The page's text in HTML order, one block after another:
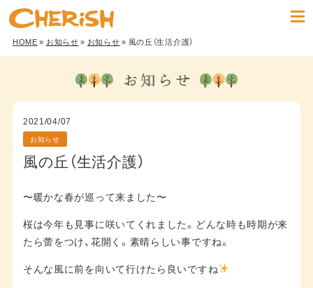
HOME» お知らせ» お知らせ» 風の丘（生活介護）
2021/04/07
お知らせ
風の丘（生活介護）
〜暖かな春が巡って来ました〜
桜は今年も見事に咲いてくれました。どんな時も時期が来
たら蕾をつけ、花開く。素晴らしい事ですね。
そんな風に前を向いて行けたら良いですね